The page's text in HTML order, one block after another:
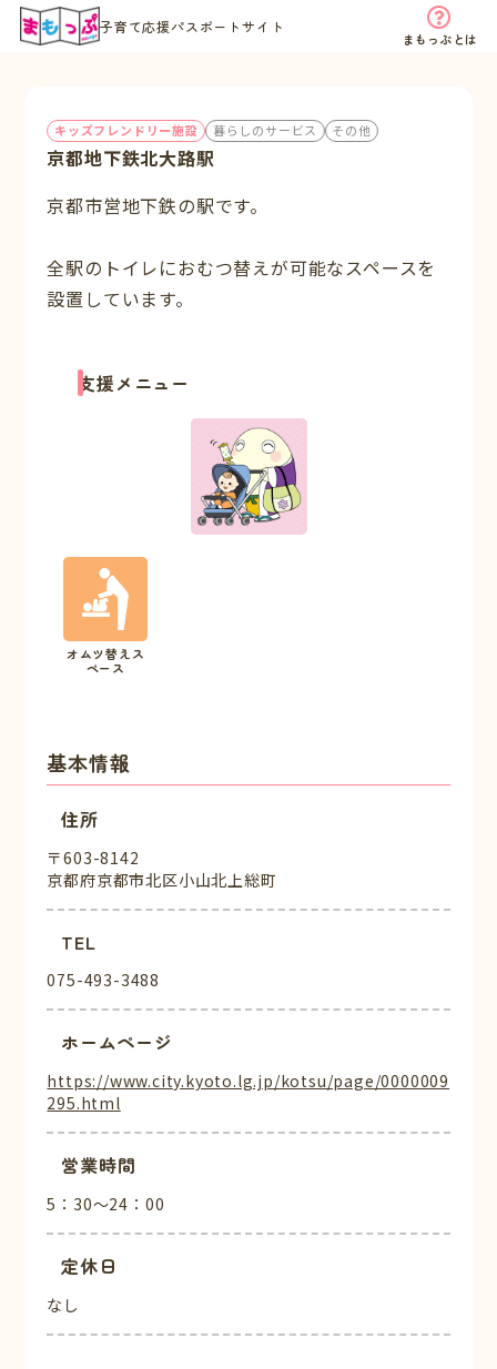
子育て応援パスポートサイト
まもっぷとは
キッズフレンドリー施設 暮らしのサービス その他
京都地下鉄北大路駅
京都市営地下鉄の駅です。
全駅のトイレにおむつ替えが可能なスペースを
設置しています。
支援メニュー
オムツ替えス
ペース
基本情報
住所
〒603-8142
京都府京都市北区小山北上総町
TEL
075-493-3488
ホームページ
https://www.city.kyoto.lg.jp/kotsu/page/0000009
295.html
営業時間
5：30～24：00
定休日
なし